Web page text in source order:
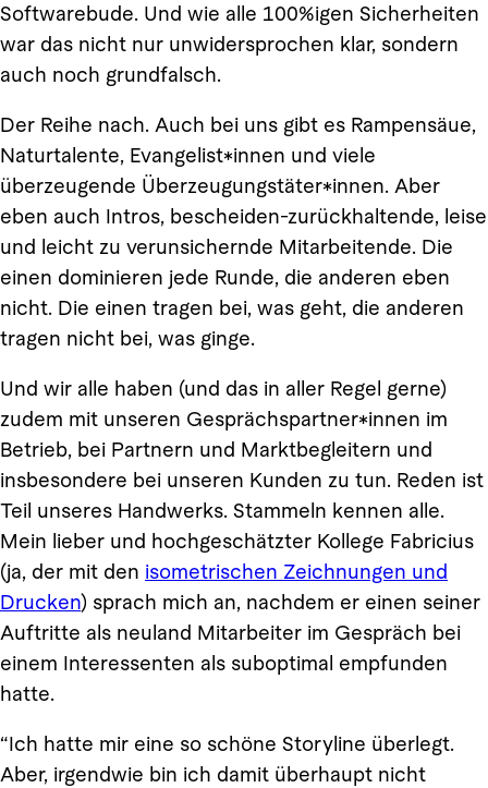
Softwarebude. Und wie alle 100%igen Sicherheiten
war das nicht nur unwidersprochen klar, sondern
auch noch grundfalsch.
Der Reihe nach. Auch bei uns gibt es Rampensäue,
Naturtalente, Evangelist*innen und viele
überzeugende Überzeugungstäter*innen. Aber
eben auch Intros, bescheiden-zurückhaltende, leise
und leicht zu verunsichernde Mitarbeitende. Die
einen dominieren jede Runde, die anderen eben
nicht. Die einen tragen bei, was geht, die anderen
tragen nicht bei, was ginge.
Und wir alle haben (und das in aller Regel gerne)
zudem mit unseren Gesprächspartner*innen im
Betrieb, bei Partnern und Marktbegleitern und
insbesondere bei unseren Kunden zu tun. Reden ist
Teil unseres Handwerks. Stammeln kennen alle.
Mein lieber und hochgeschätzter Kollege Fabricius
(ja, der mit den isometrischen Zeichnungen und
Drucken) sprach mich an, nachdem er einen seiner
Auftritte als neuland Mitarbeiter im Gespräch bei
einem Interessenten als suboptimal empfunden
hatte.
“Ich hatte mir eine so schöne Storyline überlegt.
Aber, irgendwie bin ich damit überhaupt nicht